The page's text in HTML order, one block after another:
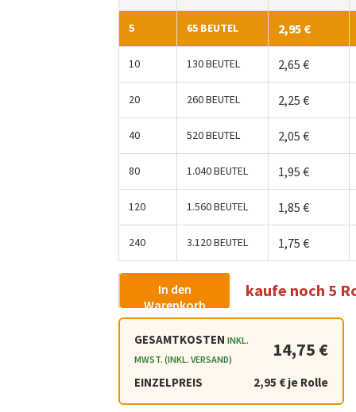
5 65 BEUTEL 2,95 €
10 130 BEUTEL 2,65€
20 260 BEUTEL 2,25€
40 520 BEUTEL 2,05€
80 1.040 BEUTEL 1,95€
120 1.560 BEUTEL 1,85€
240 3.120 BEUTEL 1,75€
In den
Warenkorb
kaufe noch 5
GESAMTKOSTENINKL.
MWST. (INKL. VERSAND)
14,75 €
EINZELPREIS 2,95 € je Rolle